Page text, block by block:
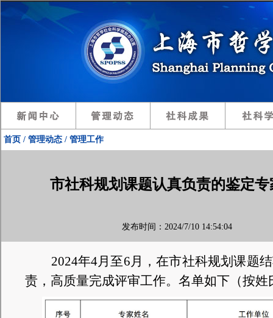
首页 / 管理动态 / 管理工作
市社科规划课题认真负责的鉴定
发布时间：2024/7/10 14:54:04
2024年4月至6月 ，在市社科规划课题
责 ， 高质量完成评审工作。 名单如下（按姓